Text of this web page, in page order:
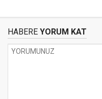
HABERE YORUM KAT